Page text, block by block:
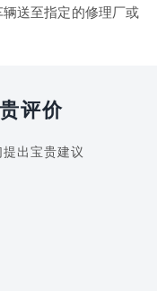
送至指定的修理厂或
评价
出宝贵建议